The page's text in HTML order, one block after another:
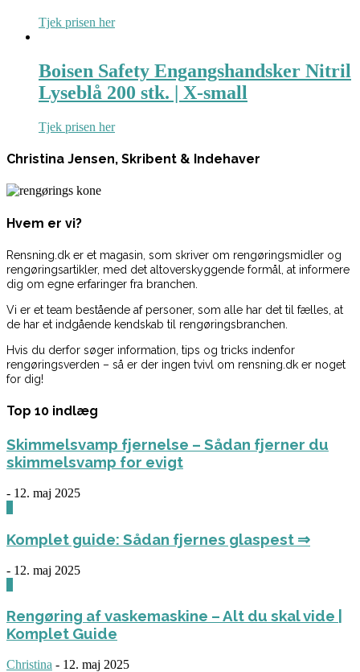
Tjek prisen her
Boisen Safety Engangshandsker Nitril
Lyseblå 200 stk. | X-small
Tjek prisen her
Christina Jensen, Skribent & Indehaver
Hvem er vi?
Rensning.dk er et magasin, som skriver om rengøringsmidler og
rengøringsartikler, med det altoverskyggende formål, at informere
dig om egne erfaringer fra branchen.
Vi er et team bestående af personer, som alle har det til fælles, at
de har et indgående kendskab til rengøringsbranchen.
Hvis du derfor søger information, tips og tricks indenfor
rengøringsverden – så er der ingen tvivl om rensning.dk er noget
for dig!
Top 10 indlæg
Skimmelsvamp fjernelse – Sådan fjerner du
skimmelsvamp for evigt
- 12. maj 2025
Komplet guide: Sådan fjernes glaspest ⇒
- 12. maj 2025
Rengøring af vaskemaskine – Alt du skal vide |
Komplet Guide
Christina - 12. maj 2025